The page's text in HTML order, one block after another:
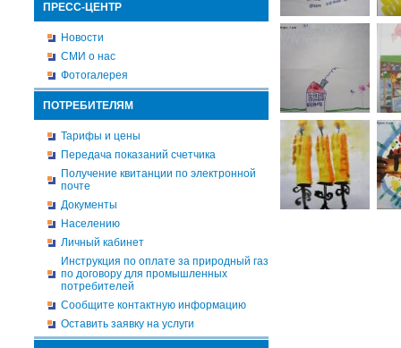
ПРЕСС-ЦЕНТР
Новости
СМИ о нас
Фотогалерея
ПОТРЕБИТЕЛЯМ
Тарифы и цены
Передача показаний счетчика
Получение квитанции по электронной
почте
Документы
Населению
Личный кабинет
Инструкция по оплате за природный газ
по договору для промышленных
потребителей
Сообщите контактную информацию
Оставить заявку на услуги